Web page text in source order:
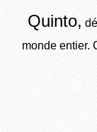
Quinto,
monde entier.